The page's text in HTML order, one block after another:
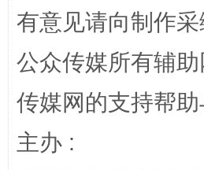
有意见请向制作
公众传媒所有辅
传媒网的支持帮
主办 :